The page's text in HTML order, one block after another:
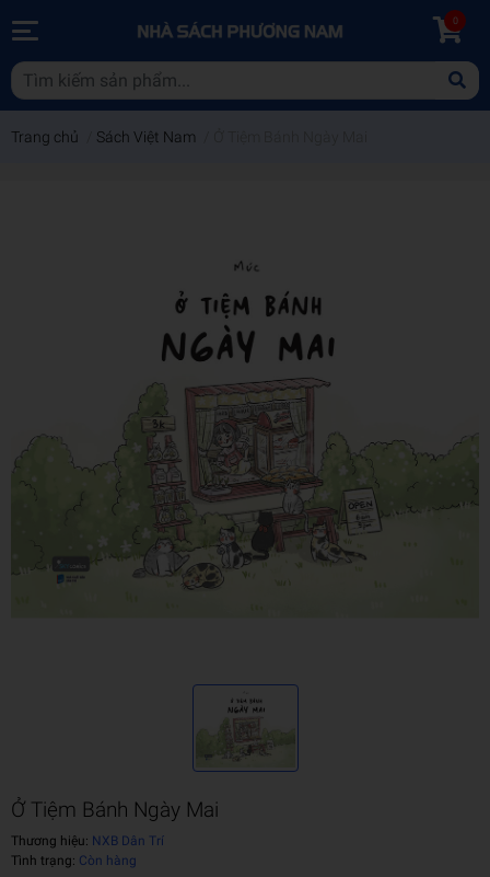
0
Trang chủ Sách Việt Nam
Ở Tiệm Bánh Ngày Mai
Thương hiệu: NXB Dân Trí
Tình trạng: Còn hàng